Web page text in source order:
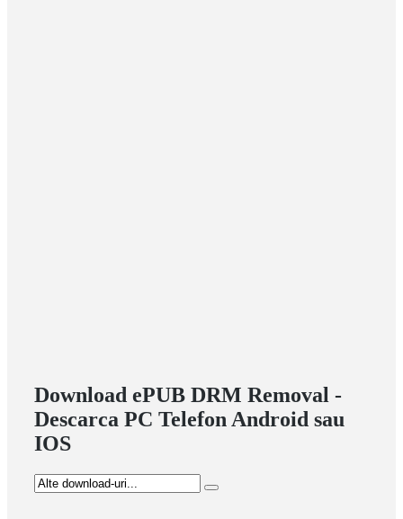
Download ePUB DRM Removal -
Descarca PC Telefon Android sau
IOS